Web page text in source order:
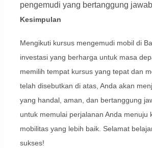
pengemudi yang bertanggung
Kesimpulan
Mengikuti kursus mengemudi mobil di
investasi yang berharga untuk masa
memilih tempat kursus yang tepat dan
telah disebutkan di atas, Anda akan
yang handal, aman, dan bertanggung
untuk memulai perjalanan Anda menuju
mobilitas yang lebih baik. Selamat
sukses!